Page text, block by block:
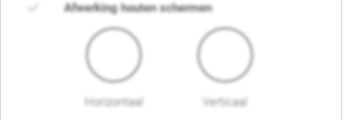
Afwerking houten schermen
Horizontaal Verticaal